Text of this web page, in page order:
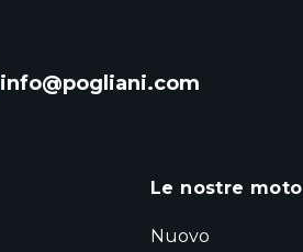
info@pogliani.com
Le nostre moto
Nuovo